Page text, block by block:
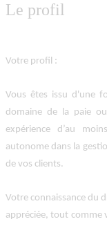
Le profil
Votre profil :
Vous êtes issu d'une
domaine de la paie
expérience d’au
autonome dans la
de vos clients.
Votre connaissance du
appréciée, tout comme